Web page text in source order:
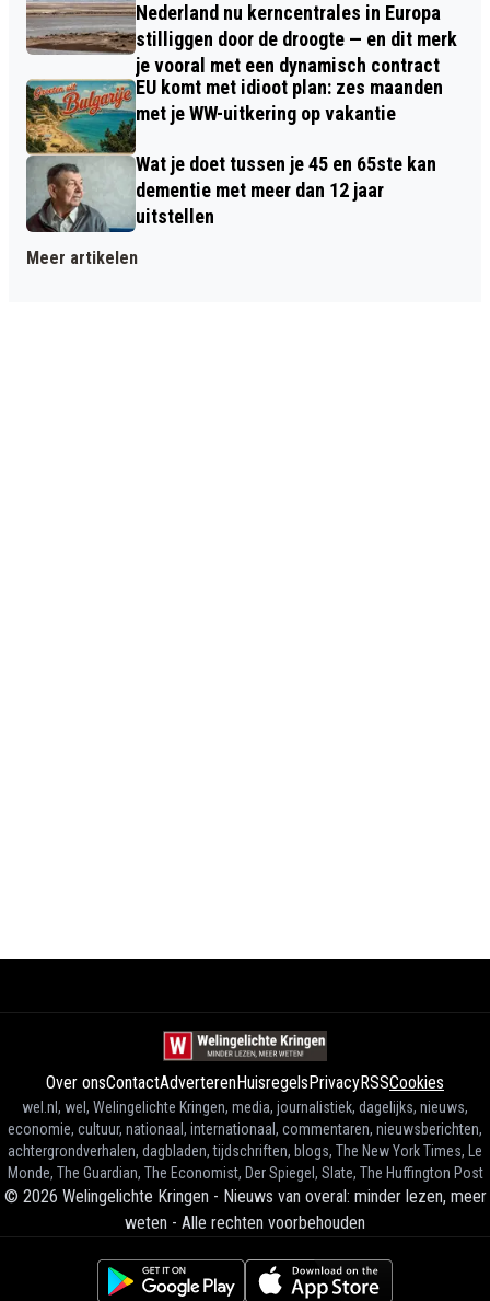
Nederland nu kerncentrales in Europa
stilliggen door de droogte — en dit merk
je vooral met een dynamisch contract
EU komt met idioot plan: zes maanden
met je WW-uitkering op vakantie
Wat je doet tussen je 45 en 65ste kan
dementie met meer dan 12 jaar
uitstellen
Meer artikelen
Over onsContactAdverterenHuisregels PrivacyRSSCookies
wel.nl, wel, Welingelichte Kringen, media, journalistiek, dagelijks, nieuws,
economie, cultuur, nationaal, internationaal, commentaren, nieuwsberichten,
achtergrondverhalen, dagbladen, tijdschriften, blogs, The New York Times, Le
Monde, The Guardian, The Economist, Der Spiegel, Slate, The Huffington Post
© 2026 Welingelichte Kringen - Nieuws van overal: minder lezen, meer
weten - Alle rechten voorbehouden